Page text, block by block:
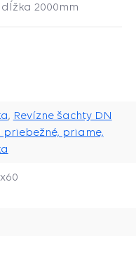
2000mm
, Revízne šachty DN
priebežné, priame,